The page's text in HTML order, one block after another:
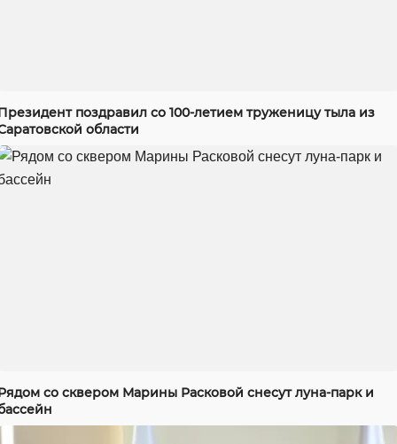
поздравил со 100-летием труженицу тыла из
области
со сквером Марины Расковой снесут луна-парк и